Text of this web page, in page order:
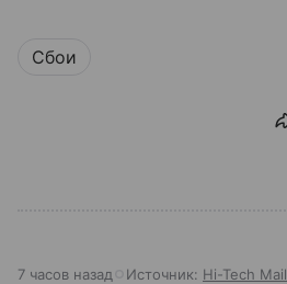
Сбои
7 часов назад Источник: Hi-Tech Mail